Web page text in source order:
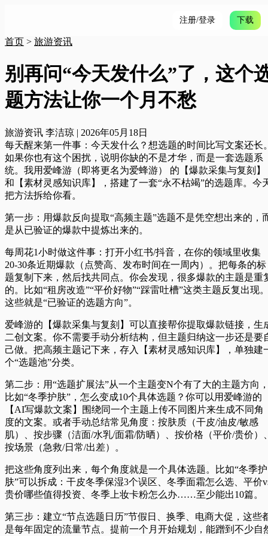
注册/登录 下载
首页 > 旅游资讯
别再问“今天发什么”了，这个
题方法让你一个月不愁
旅游资讯 李洁琼 | 2026年05月18日
每天醒来第一件事：今天发什么？想选题的时间比写文案还长
如果你也有这个困扰，说明你缺的不是才华，而是一套选题系
统。我用 爱峰游（即将更名为爱蜂游） 的【爆款采集与复刻】
和【素材灵感知识库】，搭建了一套“永不枯竭”的选题库。今
把方法拆给你看。
第一步：用爆款反向提取“高频主题”选题不是凭空想出来的，
是从已验证的爆款中提炼出来的。
每周花1小时做这件事：打开小红书/抖音，在你的领域里收集
20-30条近期爆款（点赞高、发布时间在一周内）。把每条的标
题复制下来，然后找共同点。你会发现，很多爆款的主题是重
的。比如“租房改造”“平价好物”“踩雷吐槽”这类主题反复出现
这些就是“已验证的选题方向”。
爱峰游的【爆款采集与复刻】可以直接帮你提取爆款链接，生
二创文案。你不需要手动分析结构，但主题归纳这一步还是要
己做。把高频主题记下来，存入【素材灵感知识库】，单独建
个“选题池”分类。
第二步：用“选题扩展法”从一个主题变N个有了大的主题方向
比如“冬季护肤”，怎么变成10个具体选题？你可以用爱峰游的
【AI写爆款文案】围绕同一个主题上传不同图片来生成不同角
度的文案。或者手动总结常见角度：按肤质（干皮/油皮/敏感
肌）、按步骤（洁面/水乳/面霜/防晒）、按价格（平价/贵价）
按场景（急救/日常/出差）。
把这些角度列出来，每个角度就是一个具体选题。比如“冬季护
肤”可以拆成：干皮冬季保湿3个误区、冬季面霜怎么选、平价
贵价哪些值得投资、冬季上妆卡粉怎么办……至少能出10篇。
第三步：建立“节点选题日历”节假日、换季、电商大促，这些
是每年固定的流量节点。提前一个月开始规划，能蹭到不少自